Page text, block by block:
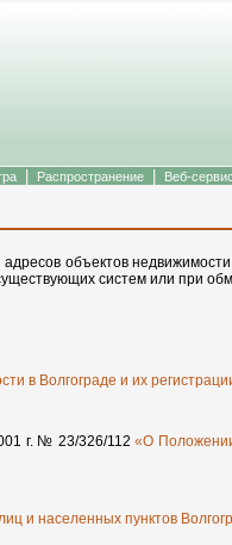
Распространение Веб-сервис
объектов
систем или при
в Волгограде и их
г. № 23/326/112«О
и населенных пунктов